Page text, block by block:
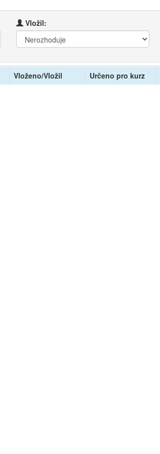
Vložil:
Vloženo/Vložil Určeno pro kurz